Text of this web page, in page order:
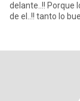
delante..!! Porque
de el..!! tanto lo